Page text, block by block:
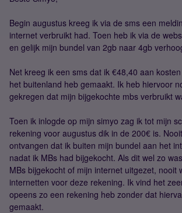
Begin augustus kreeg ik via de sms een
internet verbruikt had. Toen heb ik via de
en gelijk mijn bundel van 2gb naar 4gb
Net kreeg ik een sms dat ik €48,40 aan
het buitenland heb gemaakt. Ik heb hiervoor
gekregen dat mijn bijgekochte mbs verbruikt
Toen ik inlogde op mijn simyo zag ik tot mijn
rekening voor augustus dik in de 200€ is.
ontvangen dat ik buiten mijn bundel aan het
nadat ik MBs had bijgekocht. Als dit wel zo
MBs bijgekocht of mijn internet uitgezet, nooit
internetten voor deze rekening. Ik vind het
opeens zo een rekening heb zonder dat
gemaakt.